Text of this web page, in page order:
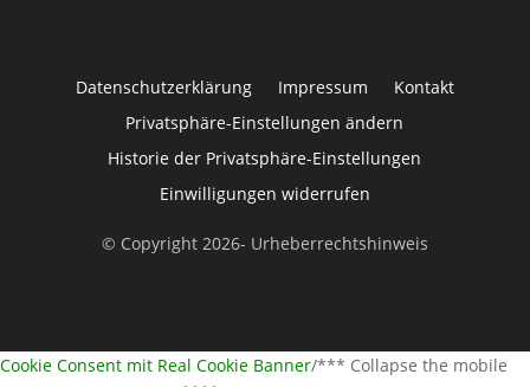
Datenschutzerklärung Impressum
Kontakt
Privatsphäre-Einstellungen ändern
Historie der Privatsphäre-Einstellungen
Einwilligungen widerrufen
© Copyright 2026- Urheberrechtshinweis
Cookie Consent mit Real Cookie Banner/*** Collapse the mobile